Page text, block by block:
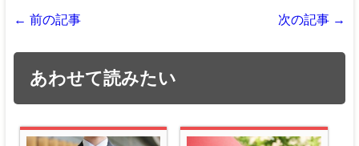
← 前の記事 次の記事 →
あわせて読みたい